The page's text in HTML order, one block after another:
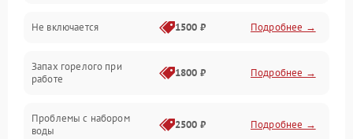
Не включается 1500 ₽ Подробнее →
Запах горелого при
работе
1800 ₽ Подробнее →
Проблемы с набором
воды
2500 ₽ Подробнее →